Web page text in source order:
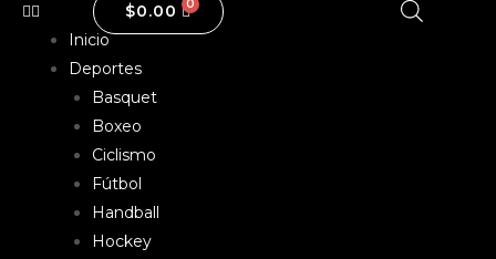
Inicio
Deportes
Basquet
Boxeo
Ciclismo
Fútbol
Handball
Hockey
$0.00